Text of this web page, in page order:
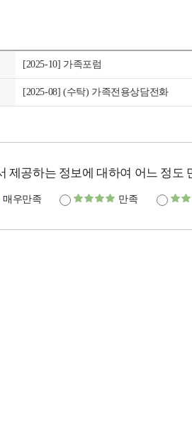
[2025-10] 가족포럼
[2025-08] (수탁) 가족전용상담전화
제공하는 정보에 대하여 어느 정도
매우만족 만족